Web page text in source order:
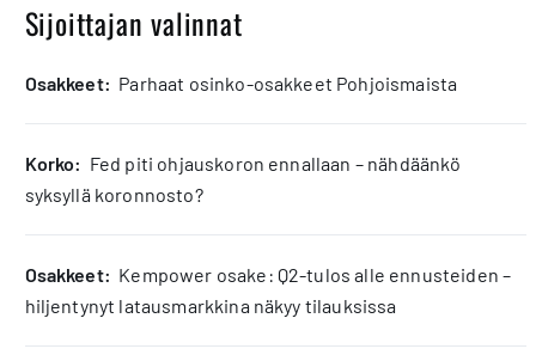
Sijoittajan valinnat
osakkeet: Parhaat osinko-osakkeet Pohjoismaista
korko: Fed piti ohjauskoron ennallaan – nähdäänkö
syksyllä koronnosto?
osakkeet: Kempower osake: Q2-tulos alle ennusteiden –
hiljentynyt latausmarkkina näkyy tilauksissa